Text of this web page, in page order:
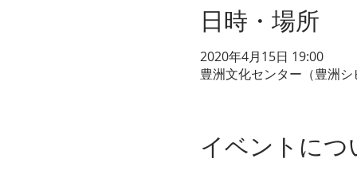
日時・場所
2020年4月15日 19:00
豊洲文化センター（豊洲
イベントにつ